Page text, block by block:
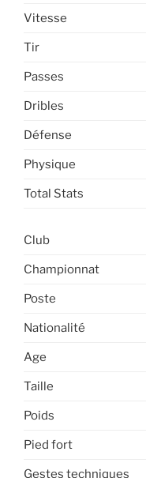
Vitesse
Tir
Passes
Dribles
Défense
Physique
Total Stats
Club
Championnat
Poste
Nationalité
Age
Taille
Poids
Pied fort
Gestes techniques